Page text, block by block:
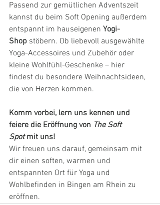
Passend zur gemütlichen Adventszeit
kannst du beim Soft Opening außerdem
entspannt im hauseigenen Yogi-
Shop stöbern. Ob liebevoll ausgewählte
Yoga-Accessoires und Zubehör oder
kleine Wohlfühl-Geschenke – hier
findest du besondere Weihnachtsideen,
die von Herzen kommen.
Komm vorbei, lern uns kennen und
feiere die Eröffnung von The Soft
Spot mit uns!
Wir freuen uns darauf, gemeinsam mit
dir einen soften, warmen und
entspannten Ort für Yoga und
Wohlbefinden in Bingen am Rhein zu
eröffnen.